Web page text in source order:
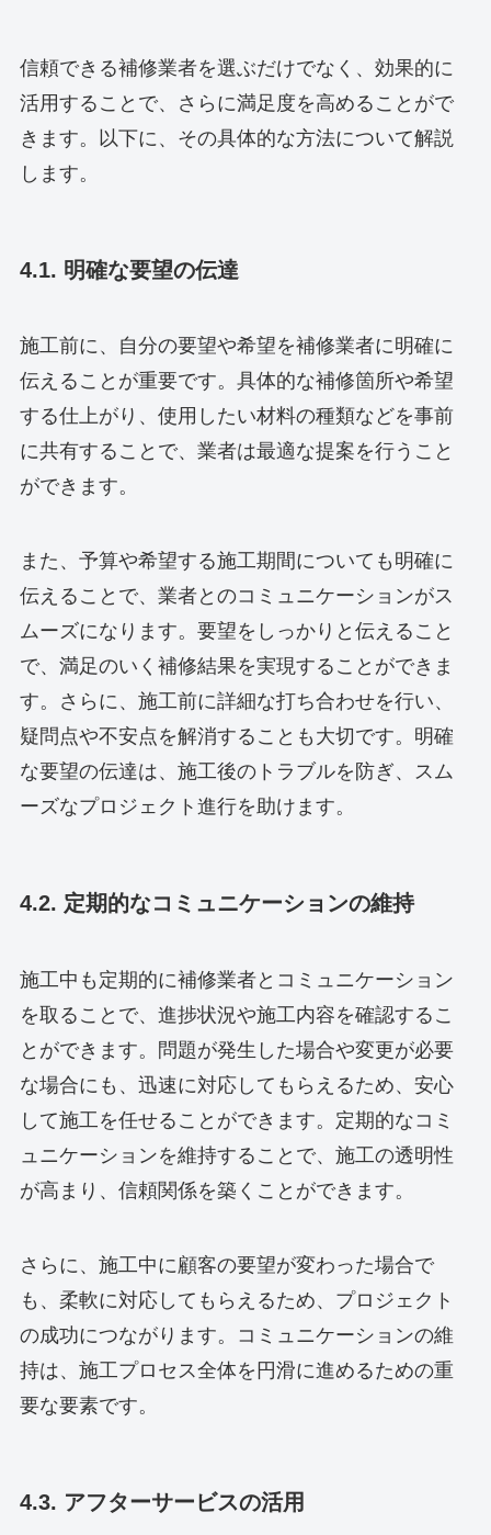
信頼できる補修業者を選ぶだけでなく、効果的に
活用することで、さらに満足度を高めることがで
きます。以下に、その具体的な方法について解説
します。
4.1. 明確な要望の伝達
施工前に、自分の要望や希望を補修業者に明確に
伝えることが重要です。具体的な補修箇所や希望
する仕上がり、使用したい材料の種類などを事前
に共有することで、業者は最適な提案を行うこと
ができます。
また、予算や希望する施工期間についても明確に
伝えることで、業者とのコミュニケーションがス
ムーズになります。要望をしっかりと伝えること
で、満足のいく補修結果を実現することができま
す。さらに、施工前に詳細な打ち合わせを行い、
疑問点や不安点を解消することも大切です。明確
な要望の伝達は、施工後のトラブルを防ぎ、スム
ーズなプロジェクト進行を助けます。
4.2. 定期的なコミュニケーションの維持
施工中も定期的に補修業者とコミュニケーション
を取ることで、進捗状況や施工内容を確認するこ
とができます。問題が発生した場合や変更が必要
な場合にも、迅速に対応してもらえるため、安心
して施工を任せることができます。定期的なコミ
ュニケーションを維持することで、施工の透明性
が高まり、信頼関係を築くことができます。
さらに、施工中に顧客の要望が変わった場合で
も、柔軟に対応してもらえるため、プロジェクト
の成功につながります。コミュニケーションの維
持は、施工プロセス全体を円滑に進めるための重
要な要素です。
4.3. アフターサービスの活用